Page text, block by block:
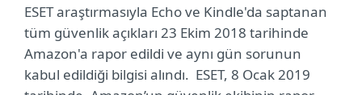
ESET araştırmasıyla Echo ve Kindle'da saptanan
tüm güvenlik açıkları 23 Ekim 2018 tarihinde
Amazon'a rapor edildi ve aynı gün sorunun
kabul edildiği bilgisi alındı. ESET, 8 Ocak 2019